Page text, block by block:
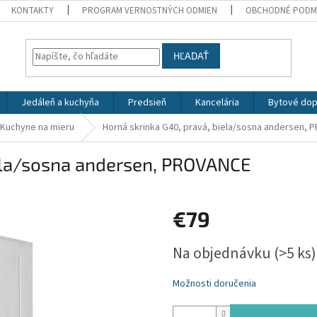
KONTAKTY PROGRAM VERNOSTNÝCH ODMIEN OBCHODNÉ
HĽADAŤ
Jedáleň a kuchyňa Predsieň Kancelária Bytové
Kuchyne na mieru Horná skrinka G40, pravá, biela/sosna andersen,
sosna andersen, PROVANCE
€79
cena:
Na objednávku (>5 ks)
Možnosti doručenia